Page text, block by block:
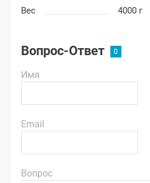
Вес
4000 г
Вопрос-Ответ
Имя
Email
Вопрос